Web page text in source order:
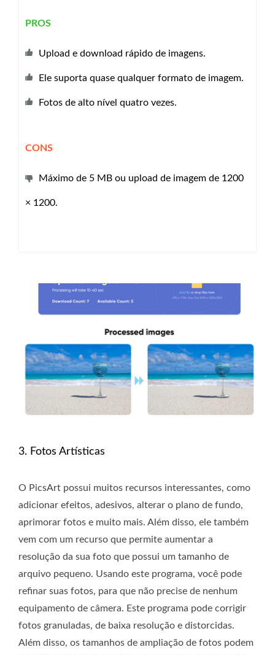
PROS
Upload e download rápido de imagens.
Ele suporta quase qualquer formato de imagem.
Fotos de alto nível quatro vezes.
CONS
Máximo de 5 MB ou upload de imagem de 1200
× 1200.
3. Fotos Artísticas
O PicsArt possui muitos recursos interessantes, como
adicionar efeitos, adesivos, alterar o plano de fundo,
aprimorar fotos e muito mais. Além disso, ele também
vem com um recurso que permite aumentar a
resolução da sua foto que possui um tamanho de
arquivo pequeno. Usando este programa, você pode
refinar suas fotos, para que não precise de nenhum
equipamento de câmera. Este programa pode corrigir
fotos granuladas, de baixa resolução e distorcidas.
Além disso, os tamanhos de ampliação de fotos podem